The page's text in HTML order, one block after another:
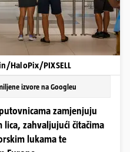
HaloPix/PIXSELL
izvore na Googleu
zamjenjuju
zahvaljujući čitačima
lukama te